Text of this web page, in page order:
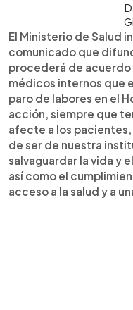
El Ministerio de Salud
comunicado que
procederá de acuerdo
médicos internos que
paro de labores en el
acción, siempre que
afecte a los
de ser de nuestra
salvaguardar la vida y
así como el
acceso a la salud y a